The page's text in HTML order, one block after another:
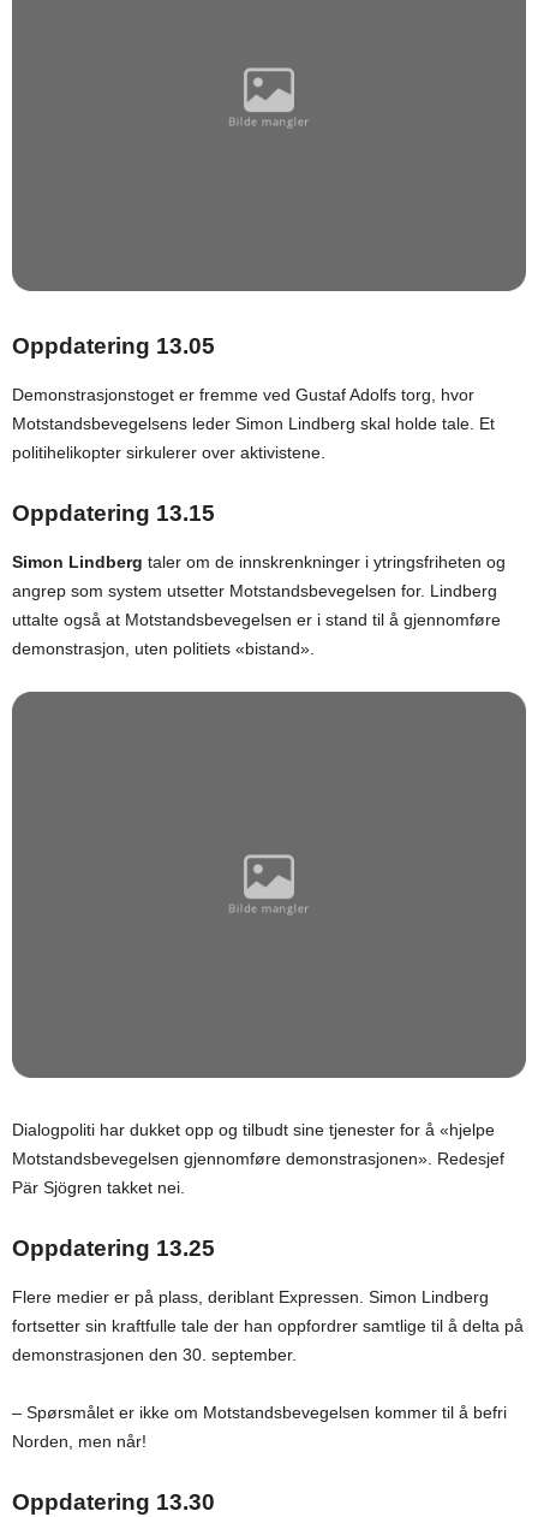
Oppdatering 13.05
Demonstrasjonstoget er fremme ved Gustaf Adolfs torg, hvor
Motstandsbevegelsens leder Simon Lindberg skal holde tale. Et
politihelikopter sirkulerer over aktivistene.
Oppdatering 13.15
Simon Lindberg taler om de innskrenkninger i ytringsfriheten og
angrep som system utsetter Motstandsbevegelsen for. Lindberg
uttalte også at Motstandsbevegelsen er i stand til å gjennomføre
demonstrasjon, uten politiets «bistand».
Dialogpoliti har dukket opp og tilbudt sine tjenester for å «hjelpe
Motstandsbevegelsen gjennomføre demonstrasjonen». Redesjef
Pär Sjögren takket nei.
Oppdatering 13.25
Flere medier er på plass, deriblant Expressen. Simon Lindberg
fortsetter sin kraftfulle tale der han oppfordrer samtlige til å delta på
demonstrasjonen den 30. september.
– Spørsmålet er ikke om Motstandsbevegelsen kommer til å befri
Norden, men når!
Oppdatering 13.30